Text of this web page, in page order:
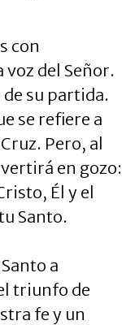
con
voz del Señor.
su partida.
se refiere a
Pero, al
en gozo:
Él y el
Santo.
a
triunfo de
fe y un